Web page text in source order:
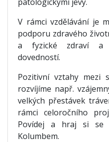
V rámci vzdělávání je
podporu zdravého
a fyzické zdraví a
dovedností.
Pozitivní vztahy mezi
rozvíjíme např.
velkých přestávek
rámci celoročního
Povídej a hraj si
Kolumbem.